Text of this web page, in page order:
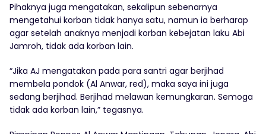
Pihaknya juga mengatakan, sekalipun sebenarnya
mengetahui korban tidak hanya satu, namun ia berharap
agar setelah anaknya menjadi korban kebejatan laku Abi
Jamroh, tidak ada korban lain.
“Jika AJ mengatakan pada para santri agar berjihad
membela pondok (Al Anwar, red), maka saya ini juga
sedang berjihad. Berjihad melawan kemungkaran. Semoga
tidak ada korban lain,” tegasnya.